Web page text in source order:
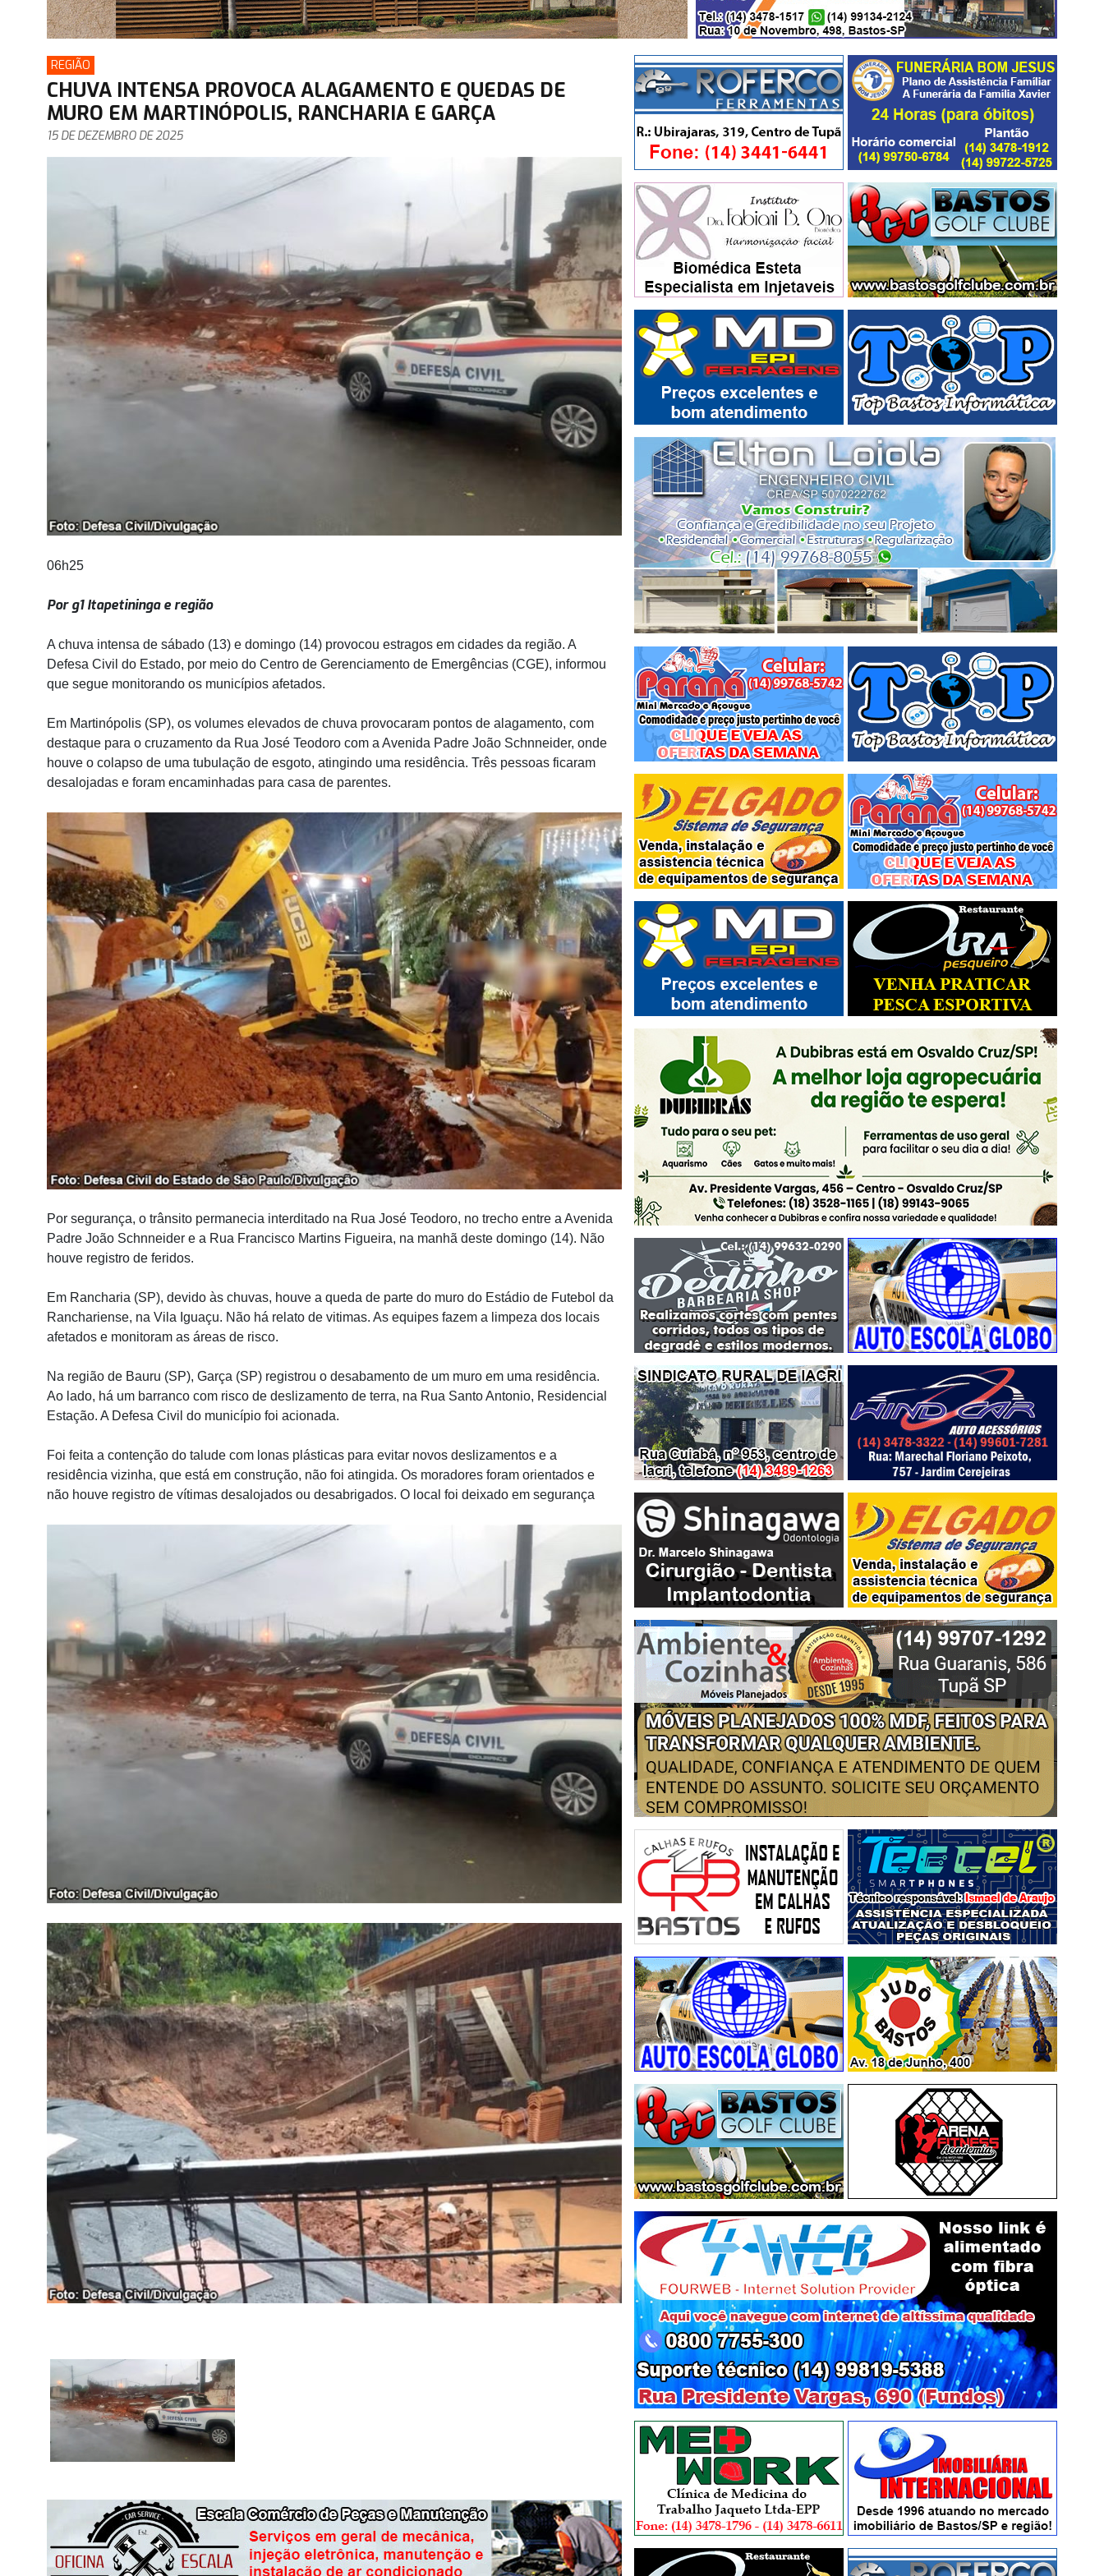
REGIÃO
CHUVA INTENSA PROVOCA ALAGAMENTO E QUEDAS DE
MURO EM MARTINÓPOLIS, RANCHARIA E GARÇA
15 DE DEZEMBRO DE 2025
06h25
Por g1 Itapetininga e região
A chuva intensa de sábado (13) e domingo (14) provocou estragos em cidades da região. A
Defesa Civil do Estado, por meio do Centro de Gerenciamento de Emergências (CGE), informou
que segue monitorando os municípios afetados.
Em Martinópolis (SP), os volumes elevados de chuva provocaram pontos de alagamento, com
destaque para o cruzamento da Rua José Teodoro com a Avenida Padre João Schnneider, onde
houve o colapso de uma tubulação de esgoto, atingindo uma residência. Três pessoas ficaram
desalojadas e foram encaminhadas para casa de parentes.
Por segurança, o trânsito permanecia interditado na Rua José Teodoro, no trecho entre a Avenida
Padre João Schnneider e a Rua Francisco Martins Figueira, na manhã deste domingo (14). Não
houve registro de feridos.
Em Rancharia (SP), devido às chuvas, houve a queda de parte do muro do Estádio de Futebol da
Ranchariense, na Vila Iguaçu. Não há relato de vitimas. As equipes fazem a limpeza dos locais
afetados e monitoram as áreas de risco.
Na região de Bauru (SP), Garça (SP) registrou o desabamento de um muro em uma residência.
Ao lado, há um barranco com risco de deslizamento de terra, na Rua Santo Antonio, Residencial
Estação. A Defesa Civil do município foi acionada.
Foi feita a contenção do talude com lonas plásticas para evitar novos deslizamentos e a
residência vizinha, que está em construção, não foi atingida. Os moradores foram orientados e
não houve registro de vítimas desalojados ou desabrigados. O local foi deixado em segurança